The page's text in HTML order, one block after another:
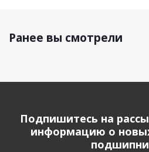
Ранее вы смотрели
Подпишитесь на
информацию о